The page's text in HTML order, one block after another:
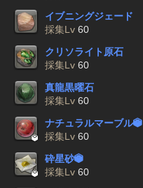
イブニングジェード
採集Lv 60
クリソライト原石
採集Lv 60
真龍黒曜石
採集Lv 60

ナチュラルマーブル
採集Lv 60

砕星砂
採集Lv 60